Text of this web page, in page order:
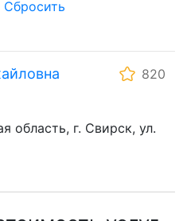
Сбросить
820
область, г. Свирск, ул.